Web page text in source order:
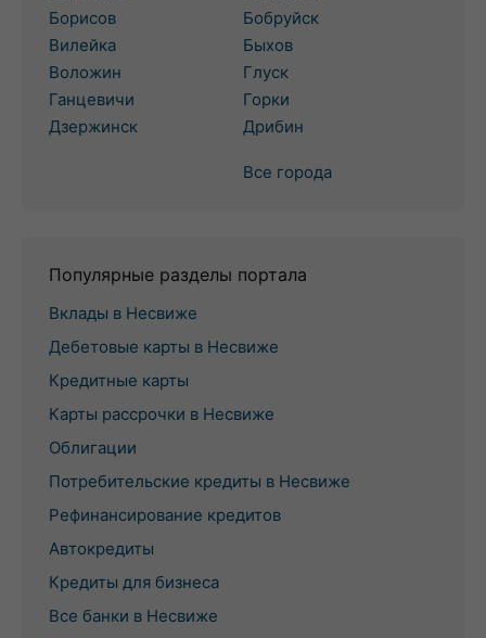
Борисов
Вилейка
Воложин
Ганцевичи
Дзержинск
Бобруйск
Быхов
Глуск
Горки
Дрибин
Все города
Популярные разделы портала
Вклады в Несвиже
Дебетовые карты в Несвиже
Кредитные карты
Карты рассрочки в Несвиже
Облигации
Потребительские кредиты в Несвиже
Рефинансирование кредитов
Автокредиты
Кредиты для бизнеса
Все банки в Несвиже